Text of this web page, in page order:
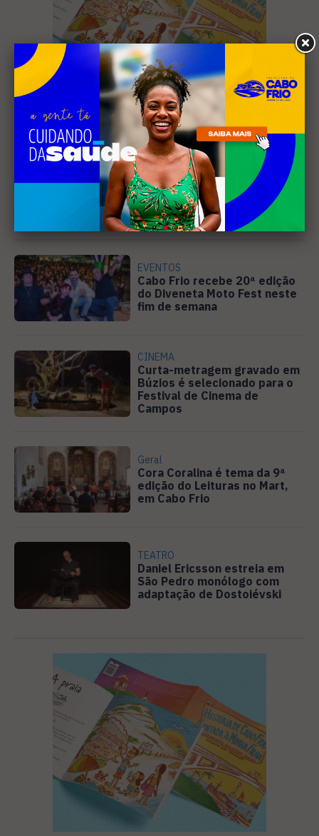
Leia Também
EVENTOS
Cabo Frio recebe 20ª edição
do Diveneta Moto Fest neste
fim de semana
CINEMA
Curta-metragem gravado em
Búzios é selecionado para o
Festival de Cinema de
Campos
Geral
Cora Coralina é tema da 9ª
edição do Leituras no Mart,
em Cabo Frio
TEATRO
Daniel Ericsson estreia em
São Pedro monólogo com
adaptação de Dostoiévski